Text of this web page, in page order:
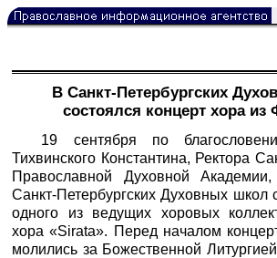
В Санкт-Петербургских
состоялся концерт хора
19 сентября по
Тихвинского Константина, Ректора
Православной Духовной
Санкт-Петербургских Духовных школ
одного из ведущих хоровых
хора «Sirata». Перед началом
молились за Божественной